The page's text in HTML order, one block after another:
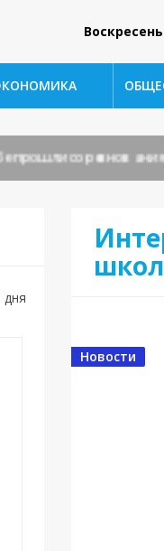
соревнования
дня
Новости